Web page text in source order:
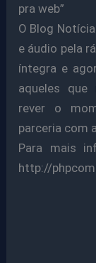
pra web”
O Blog
e áudio pela
íntegra e
aqueles que
rever o
parceria com
Para mais
http://